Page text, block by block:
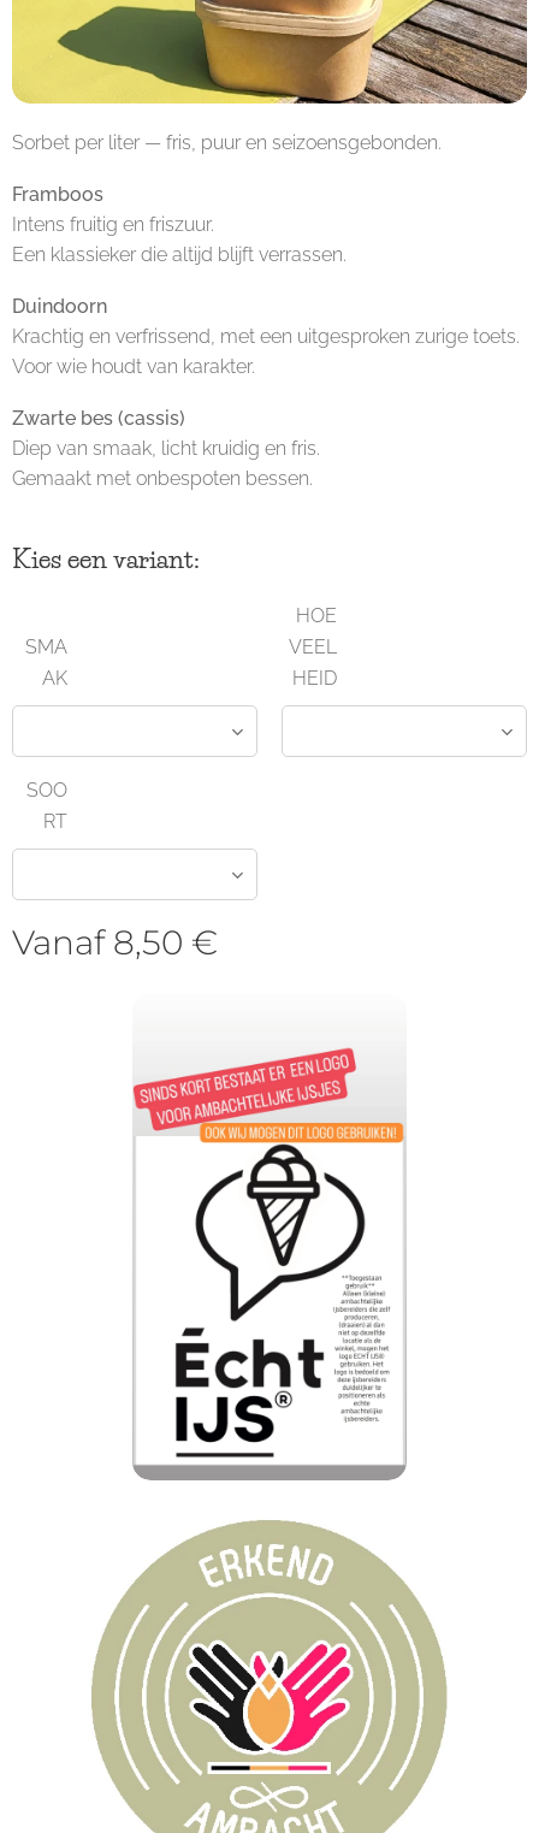
Sorbet per liter — fris, puur en seizoensgebonden.
Framboos
Intens fruitig en friszuur.
Een klassieker die altijd blijft verrassen.
Duindoorn
Krachtig en verfrissend, met een uitgesproken zurige toets.
Voor wie houdt van karakter.
Zwarte bes (cassis)
Diep van smaak, licht kruidig en fris.
Gemaakt met onbespoten bessen.
Kies een variant:
SMA
AK
HOE
VEEL
HEID
SOO
RT
Vanaf 8,50 €